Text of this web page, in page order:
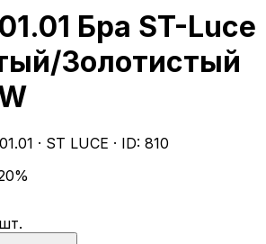
Бра ST-Luce
Золотистый
· ST LUCE · ID: 810
%
шт.